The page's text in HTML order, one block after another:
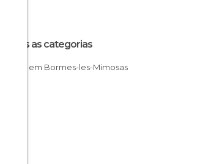
Todas as categorias
Igrejas em Bormes-les-Mimosas